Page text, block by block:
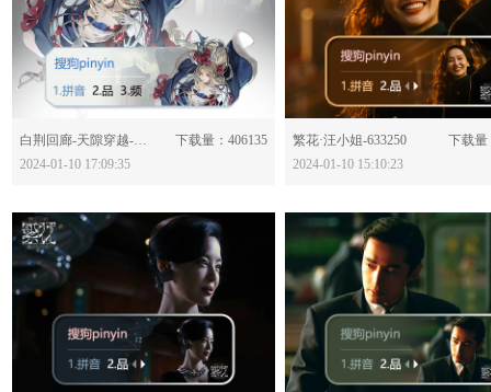
分享：
白荆回廊-天隙穿越-633252
下载量：406135
2024-01-10 17:09:35
分享：
繁花·汪小姐-633250
下载量
2024-01-10 15:10:23